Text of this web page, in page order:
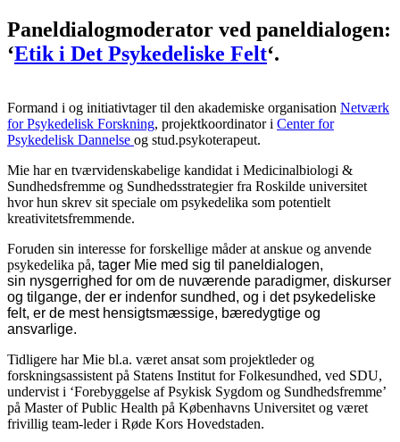
Paneldialogmoderator ved paneldialogen:
‘Etik i Det Psykedeliske Felt‘.
Formand i og initiativtager til den akademiske organisation Netværk
for Psykedelisk Forskning, projektkoordinator i Center for
Psykedelisk Dannelse og stud.psykoterapeut.
Mie har en tværvidenskabelige kandidat i Medicinalbiologi &
Sundhedsfremme og Sundhedsstrategier fra Roskilde universitet
hvor hun skrev sit speciale om psykedelika som potentielt
kreativitetsfremmende.
Foruden sin interesse for forskellige måder at anskue og anvende
psykedelika på, tager Mie med sig til paneldialogen,
sin nysgerrighed for om de nuværende paradigmer, diskurser
og tilgange, der er indenfor sundhed, og i det psykedeliske
felt, er de mest hensigtsmæssige, bæredygtige og
ansvarlige.
Tidligere har Mie bl.a. været ansat som projektleder og
forskningsassistent på Statens Institut for Folkesundhed, ved SDU,
undervist i ‘Forebyggelse af Psykisk Sygdom og Sundhedsfremme’
på Master of Public Health på Københavns Universitet og været
frivillig team-leder i Røde Kors Hovedstaden.